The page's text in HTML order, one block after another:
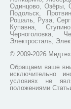
Одинцово, Озёры,
Подольск,
Рошаль, Руза,
Купавна,
Черноголовка,
Электросталь,
© 2009-2026
Обращаем ваше
исключительно
условиях не
положениями